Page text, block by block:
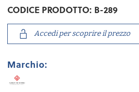
CODICE PRODOTTO: B-289
Accedi per scoprire il prezzo
Marchio: